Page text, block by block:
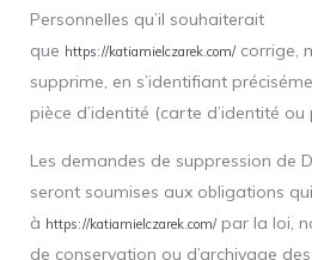
Personnelles qu’il souhaiterait
que https://katiamielczarek.com/corrige,
supprime, en s’identifiant
pièce d’identité (carte d’identité
Les demandes de suppression de
seront soumises aux obligations
à https://katiamielczarek.com/par la loi,
de conservation ou d’archivage